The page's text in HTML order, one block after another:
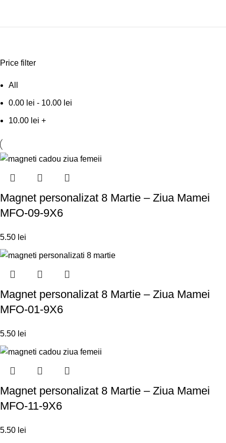
Price filter
All
0.00 lei - 10.00 lei
10.00 lei +
Magnet personalizat 8 Martie – Ziua Mamei
MFO-09-9X6
5.50 lei
Magnet personalizat 8 Martie – Ziua Mamei
MFO-01-9X6
5.50 lei
Magnet personalizat 8 Martie – Ziua Mamei
MFO-11-9X6
5.50 lei